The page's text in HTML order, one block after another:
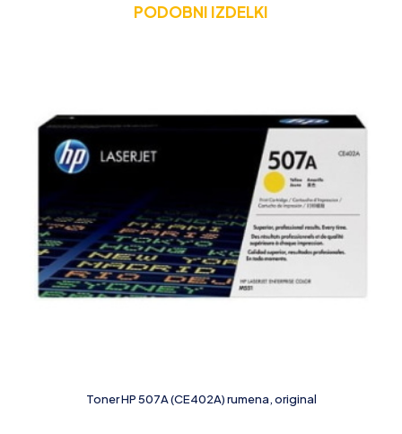
PODOBNI IZDELKI
Toner HP 507A (CE402A) rumena, original